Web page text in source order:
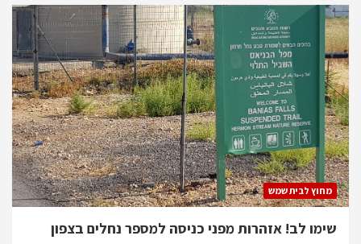
מחוץ לבית שמש
שימו לב! אזהרות מפני כניסה למספר נחלים בצפון